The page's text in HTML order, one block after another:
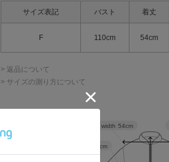
サイズ表記 バスト 着丈
F 110cm 54cm
> 返品について
> サイズの測り方について
55cm
Shoulder width 54cm